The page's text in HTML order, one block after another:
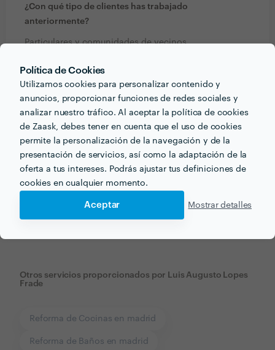
Política de Cookies
Utilizamos cookies para personalizar contenido y
anuncios, proporcionar funciones de redes sociales y
analizar nuestro tráfico. Al aceptar la política de cookies
de Zaask, debes tener en cuenta que el uso de cookies
permite la personalización de la navegación y de la
presentación de servicios, así como la adaptación de la
oferta a tus intereses. Podrás ajustar tus definiciones de
cookies en cualquier momento.
Aceptar Mostrar detalles
¿Con qué tipo de clientes has trabajado
anteriormente?
Particulares y comunidades de vecinos
Describe un proyecto reciente que te haya gustado
realizar. ¿En qué consistía? ¿Cuánto tiempo te llevó
hacerlo?
Limpieza de *********** de un chalet
Recibe varias propuestas de profesionales como
Luis Augusto Lopes Frade
en pocas horas.
Otros servicios proporcionados por Luis Augusto Lopes
Frade
Reforma de Cocinas en madrid
Reforma de Baños en madrid